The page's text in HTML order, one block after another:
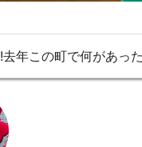
年この町で何があっ